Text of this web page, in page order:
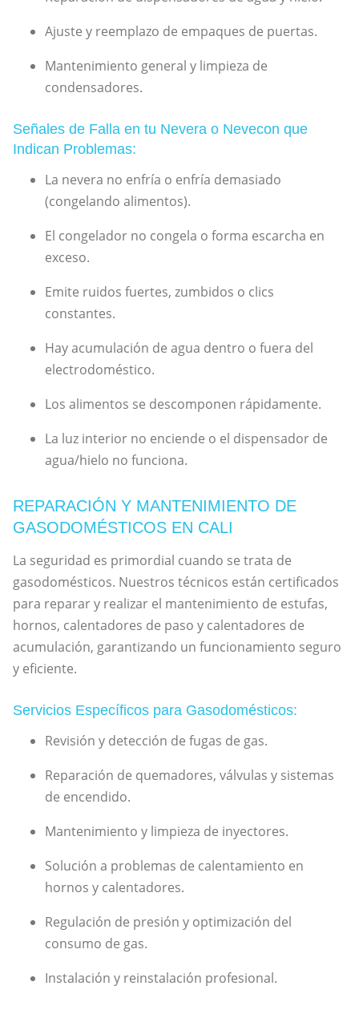
Ajuste y reemplazo de empaques de puertas.
Mantenimiento general y limpieza de
condensadores.
Señales de Falla en tu Nevera o Nevecon que
Indican Problemas:
La nevera no enfría o enfría demasiado
(congelando alimentos).
El congelador no congela o forma escarcha en
exceso.
Emite ruidos fuertes, zumbidos o clics
constantes.
Hay acumulación de agua dentro o fuera del
electrodoméstico.
Los alimentos se descomponen rápidamente.
La luz interior no enciende o el dispensador de
agua/hielo no funciona.
REPARACIÓN Y MANTENIMIENTO DE
GASODOMÉSTICOS EN CALI
La seguridad es primordial cuando se trata de
gasodomésticos. Nuestros técnicos están certificados
para reparar y realizar el mantenimiento de estufas,
hornos, calentadores de paso y calentadores de
acumulación, garantizando un funcionamiento seguro
y eficiente.
Servicios Específicos para Gasodomésticos:
Revisión y detección de fugas de gas.
Reparación de quemadores, válvulas y sistemas
de encendido.
Mantenimiento y limpieza de inyectores.
Solución a problemas de calentamiento en
hornos y calentadores.
Regulación de presión y optimización del
consumo de gas.
Instalación y reinstalación profesional.